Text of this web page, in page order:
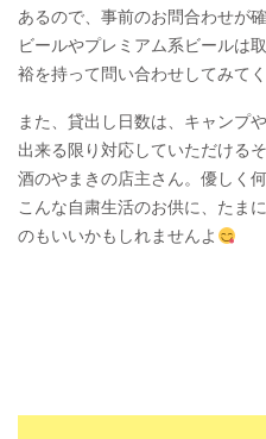
あるので、事前のお問合わせが
ビールやプレミアム系ビールは
裕を持って問い合わせしてみて
また、貸出し日数は、キャンプ
出来る限り対応していただけるそ
酒のやまきの店主さん。優しく
こんな自粛生活のお供に、たま
のもいいかもしれませんよ